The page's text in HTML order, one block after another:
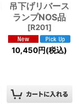
吊下げリバース
ランプNOS品
[R201]
10,450円(税込)